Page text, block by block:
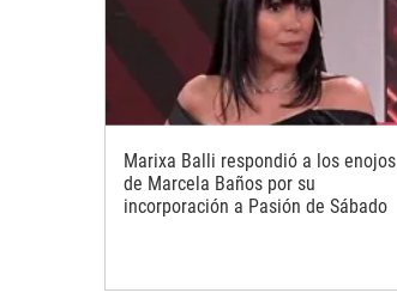
Marixa Balli respondió a los enojos
de Marcela Baños por su
incorporación a Pasión de Sábado